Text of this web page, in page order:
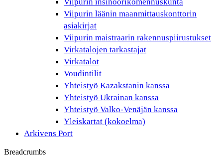
Viipurin läänin maanmittauskonttorin
asiakirjat
Viipurin maistraarin rakennuspiirustukset
Virkatalojen tarkastajat
Virkatalot
Voudintilit
Yhteistyö Kazakstanin kanssa
Yhteistyö Ukrainan kanssa
Yhteistyö Valko-Venäjän kanssa
Yleiskartat (kokoelma)
Arkivens Port
Breadcrumbs